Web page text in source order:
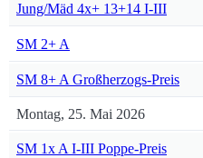
Jung/Mäd 4x+ 13+14 I-III
SM 2+ A
SM 8+ A Großherzogs-Preis
Montag, 25. Mai 2026
SM 1x A I-III Poppe-Preis